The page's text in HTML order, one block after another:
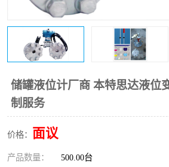
储罐液位计厂商 本特思达液位
制服务
价格： 面议
产品数量： 500.00台
流量仪表 加